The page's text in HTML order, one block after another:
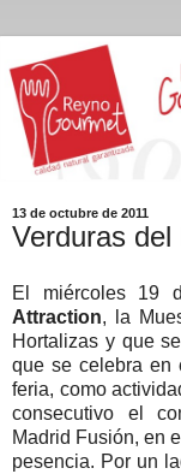
13 de octubre de 2011
Verduras
El miércoles 19
Attraction, la
Hortalizas y que
que se celebra en
feria, como
consecutivo el
Madrid Fusión, en
pesencia. Por un